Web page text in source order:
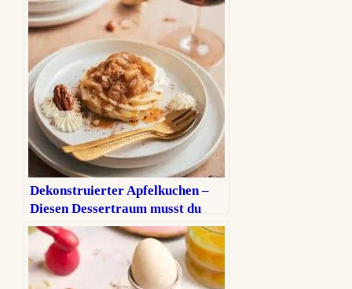
Dekonstruierter Apfelkuchen –
Diesen Dessertraum musst du
probieren!